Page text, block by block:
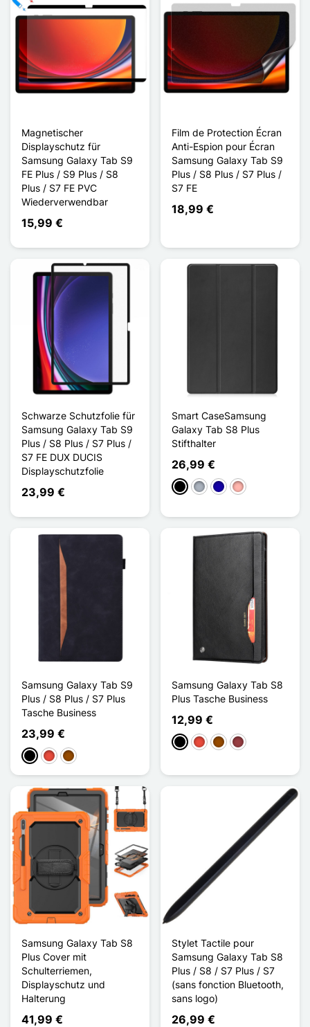
Magnetischer
Displayschutz für
Samsung Galaxy Tab S9
FE Plus / S9 Plus / S8
Plus / S7 FE PVC
Wiederverwendbar
15,99 €
Film de Protection Écran
Anti-Espion pour Écran
Samsung Galaxy Tab S9
Plus / S8 Plus / S7 Plus /
S7 FE
18,99 €
Schwarze Schutzfolie für
Samsung Galaxy Tab S9
Plus / S8 Plus / S7 Plus /
S7 FE DUX DUCIS
Displayschutzfolie
23,99 €
Smart CaseSamsung
Galaxy Tab S8 Plus
Stifthalter
26,99 €
Schwarz
GrauDunkelblau
Roségold
Samsung Galaxy Tab S9
Plus / S8 Plus / S7 Plus
Tasche Business
23,99 €
Schwarz
Rot Braun
Samsung Galaxy Tab S8
Plus Tasche Business
12,99 €
Schwarz
Rot BraunDunkelrot
Samsung Galaxy Tab S8
Plus Cover mit
Schulterriemen,
Displayschutz und
Halterung
41,99 €
Stylet Tactile pour
Samsung Galaxy Tab S8
Plus / S8 / S7 Plus / S7
(sans fonction Bluetooth,
sans logo)
26,99 €